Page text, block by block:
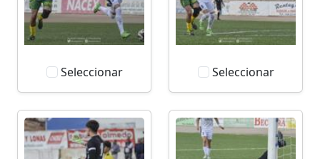
Seleccionar Seleccionar